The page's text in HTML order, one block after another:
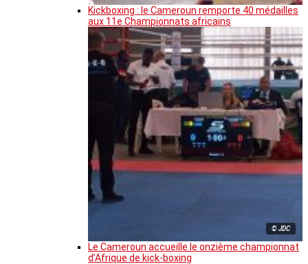
Kickboxing : le Cameroun remporte 40 médailles
aux 11e Championnats africains
© JDC
Le Cameroun accueille le onzième championnat
d’Afrique de kick-boxing